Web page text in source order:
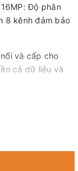
Độ phân
8 kênh đảm bảo
và cấp cho
cả dữ liệu và
lịch trình
bổ sung nào,
kiệm dung lượng